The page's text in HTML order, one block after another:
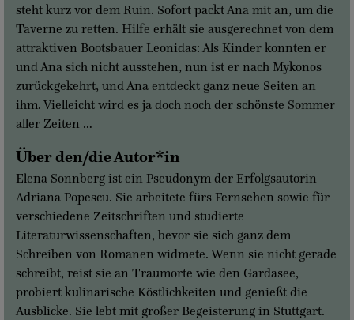
steht kurz vor dem Ruin. Sofort packt Ana mit an, um die
Taverne zu retten. Hilfe erhält sie ausgerechnet von dem
attraktiven Bootsbauer Leonidas: Als Kinder konnten er
und Ana sich nicht ausstehen, nun ist er nach Mykonos
zurückgekehrt, und Ana entdeckt ganz neue Seiten an
ihm. Vielleicht wird es ja doch noch der schönste Sommer
aller Zeiten …
Über den/die Autor*in
Elena Sonnberg ist ein Pseudonym der Erfolgsautorin
Adriana Popescu. Sie arbeitete fürs Fernsehen sowie für
verschiedene Zeitschriften und studierte
Literaturwissenschaften, bevor sie sich ganz dem
Schreiben von Romanen widmete. Wenn sie nicht gerade
schreibt, reist sie an Traumorte wie den Gardasee,
probiert kulinarische Köstlichkeiten und genießt die
Ausblicke. Sie lebt mit großer Begeisterung in Stuttgart.